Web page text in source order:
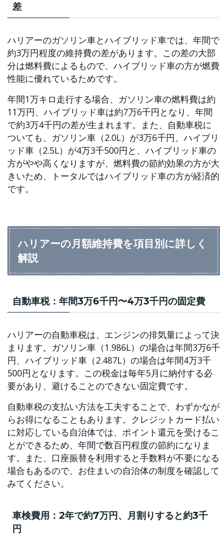
差
ハリアーのガソリン車とハイブリッド車では、年間で
約3万円程度の維持費の差があります。この差の大部
分は燃料費によるもので、ハイブリッド車の方が燃費
性能に優れているためです。
年間1万キロ走行する場合、ガソリン車の燃料費は約
11万円、ハイブリッド車は約7万6千円となり、年間
で約3万4千円の差が生まれます。また、自動車税に
ついても、ガソリン車（2.0L）が3万6千円、ハイブリ
ッド車（2.5L）が4万3千500円と、ハイブリッド車の
方がやや高くなりますが、燃料費の節約効果の方が大
きいため、トータルではハイブリッド車の方が経済的
です。
ハリアーの月額維持費を項目別に詳しく
解説
自動車税：年間3万6千円〜4万3千円の固定費
ハリアーの自動車税は、エンジンの排気量によって決
まります。ガソリン車（1.986L）の場合は年間3万6千
円、ハイブリッド車（2.487L）の場合は年間4万3千
500円となります。この税金は毎年5月に納付する必
要があり、避けることのできない固定費です。
自動車税の支払い方法を工夫することで、わずかなが
らお得になることもあります。クレジットカード払い
に対応している自治体では、ポイント還元を受けるこ
とができるため、年間で数百円程度の節約になりま
す。また、口座振替を利用すると手数料が不要になる
場合もあるので、お住まいの自治体の制度を確認して
みてください。
車検費用：2年で約7万円、月割りすると約3千
円